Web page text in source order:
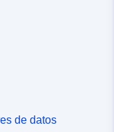
de datos